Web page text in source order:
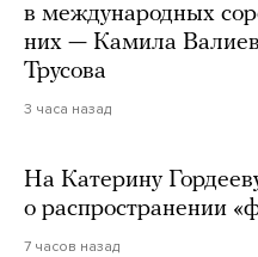
в международных
них — Камила
Трусова
3 часа назад
На Катерину
о распространении
7 часов назад